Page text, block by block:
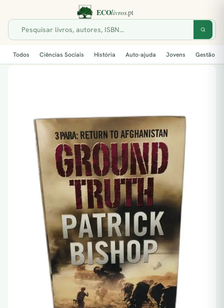
Todos Ciências Sociais História Auto-ajuda Jovens Gestão